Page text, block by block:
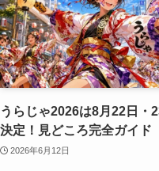
うらじゃ2026は8月22日・
決定！見どころ完全ガイド
2026年6月12日